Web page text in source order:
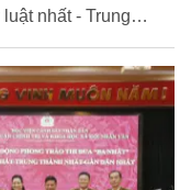
nhất - Trung